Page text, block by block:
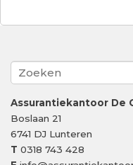
Assurantiekantoor De
Boslaan 21
6741 DJ Lunteren
T 0318 743 428